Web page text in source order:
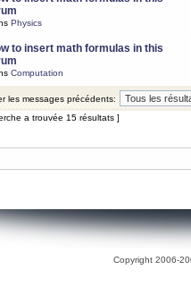
Physics
to insert math formulas in this
Computation
les messages précédents:
a trouvée 15 résultats ]
Copyright 2006-